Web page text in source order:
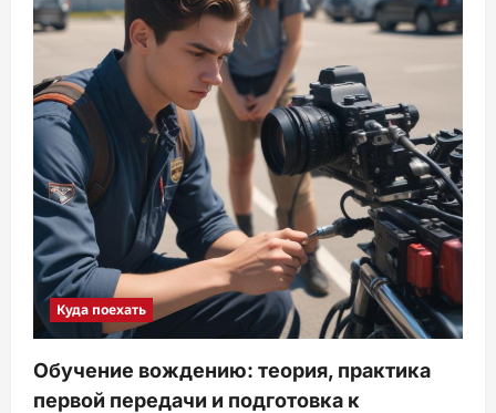
Куда поехать
Обучение вождению: теория, практика
первой передачи и подготовка к